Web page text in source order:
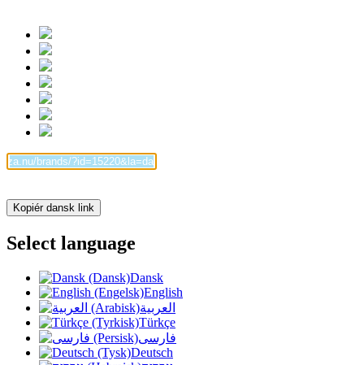
Kopiér dansk link
Select language
Dansk
English
العربية
Türkçe
فارسی
Deutsch